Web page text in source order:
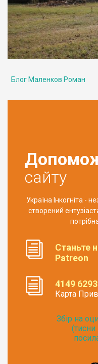
Блог Маленков Роман
сайту
Україна Інкогніта -
створений
Станьте
Patreon
4149
Карта
Збір на
(тисни